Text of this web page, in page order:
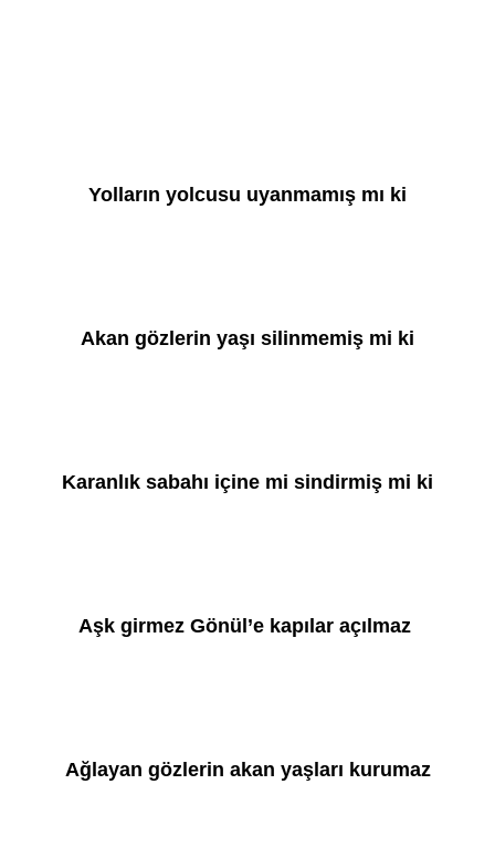
Yolların yolcusu uyanmamış mı ki
Akan gözlerin yaşı silinmemiş mi ki
Karanlık sabahı içine mi sindirmiş mi ki
Aşk girmez Gönül’e kapılar açılmaz
Ağlayan gözlerin akan yaşları kurumaz